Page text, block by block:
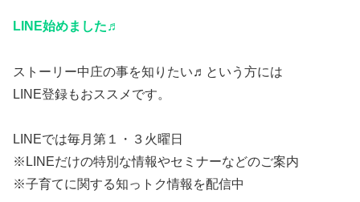
LINE始めました♬
ストーリー中庄の事を知りたい♬という方には
LINE登録もおススメです。
LINEでは毎月第１・３火曜日
※LINEだけの特別な情報やセミナーなどのご案内
※子育てに関する知っトク情報を配信中